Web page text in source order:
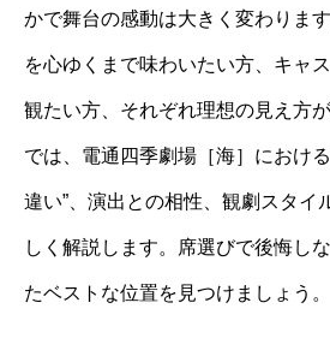
かで舞台の感動は大きく変わりま
を心ゆくまで味わいたい方、キャ
観たい方、それぞれ理想の見え方
では、電通四季劇場［海］におけ
違い”、演出との相性、観劇スタイ
しく解説します。席選びで後悔し
たベストな位置を見つけましょう。